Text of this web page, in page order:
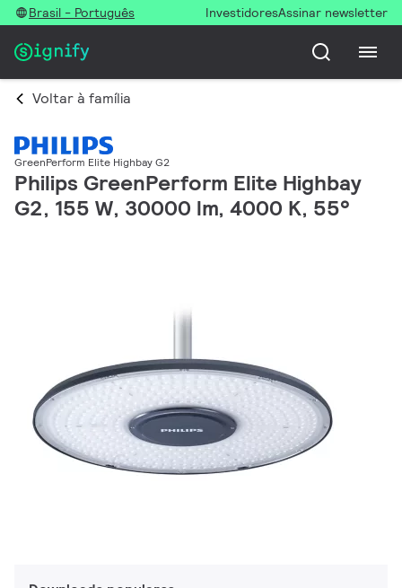
Brasil - Português InvestidoresAssinar newsletter
Voltar à família
GreenPerform Elite Highbay G2
Philips GreenPerform Elite Highbay
G2, 155 W, 30000 lm, 4000 K, 55°